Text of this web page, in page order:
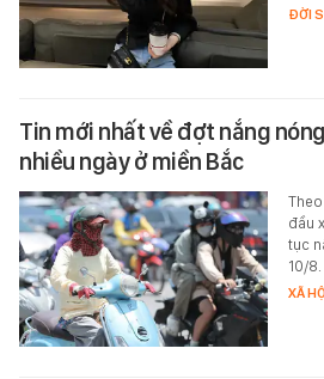
ĐỜI
Tin mới nhất về đợt nắng
nhiều ngày ở miền Bắc
đầu
tục
10/8.
XÃ